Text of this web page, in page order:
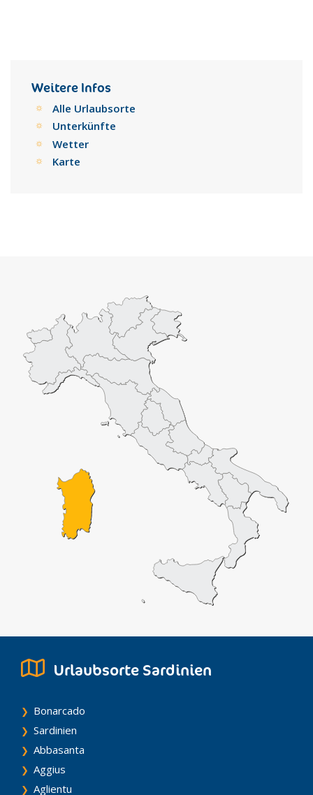
Weitere Infos
Alle Urlaubsorte
Unterkünfte
Wetter
Karte
Urlaubsorte Sardinien
Bonarcado
Sardinien
Abbasanta
Aggius
Aglientu